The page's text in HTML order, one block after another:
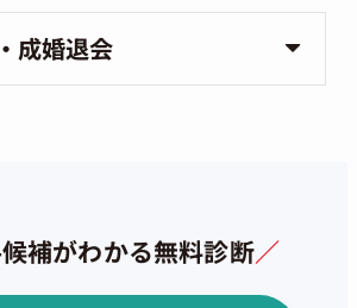
成婚退会
補がわかる無料診断／